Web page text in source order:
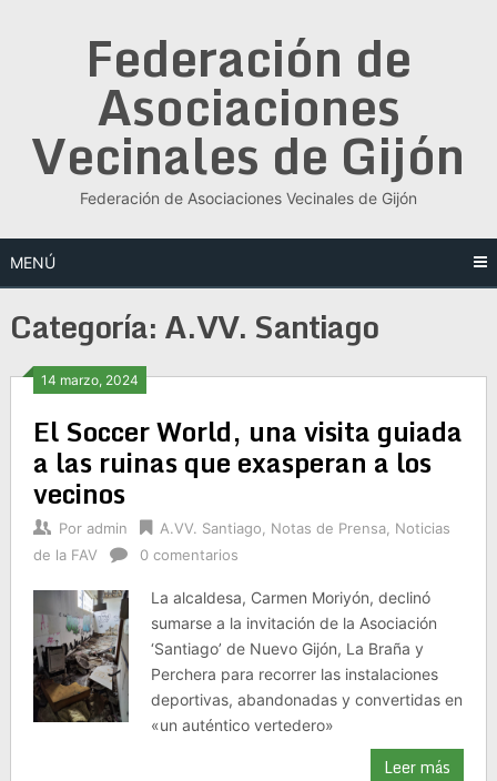
Federación de
Asociaciones
Vecinales de Gijón
Federación de Asociaciones Vecinales de Gijón
MENÚ
Categoría:A.VV. Santiago
14 marzo, 2024
El Soccer World, una visita guiada
a las ruinas que exasperan a los
vecinos
Por admin A.VV. Santiago Notas de Prensa, Noticias
de la FAV
0 comentarios
La alcaldesa, Carmen Moriyón, declinó
sumarse a la invitación de la Asociación
‘Santiago’ de Nuevo Gijón, La Braña y
Perchera para recorrer las instalaciones
deportivas, abandonadas y convertidas en
«un auténtico vertedero»
Leer más